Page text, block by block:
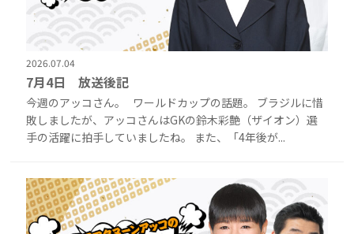
2026.07.04
7月4日 放送後記
今週のアッコさん。 ワールドカップの話題。 ブラジルに惜
敗しましたが、アッコさんはGKの鈴木彩艶（ザイオン）選
手の活躍に拍手していましたね。 また、「4年後が...